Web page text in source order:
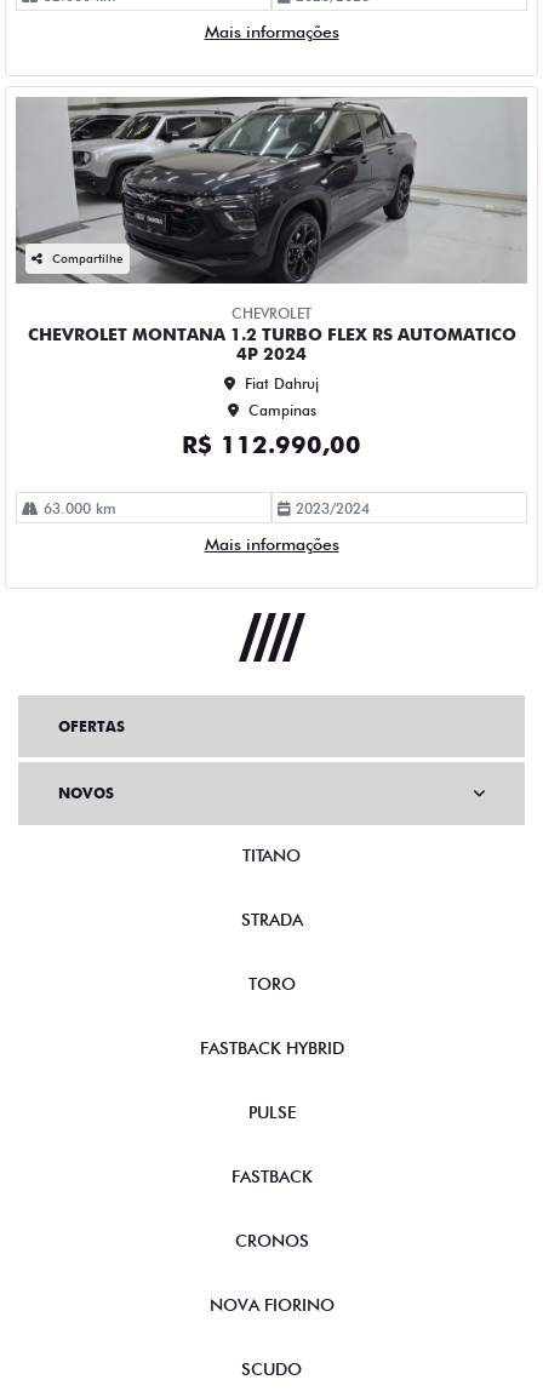
OFERTAS
NOVOS
TITANO
STRADA
TORO
FASTBACK HYBRID
PULSE
FASTBACK
CRONOS
NOVA FIORINO
SCUDO